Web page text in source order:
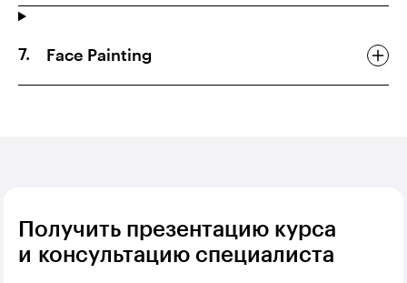
Face Painting
Получить презентацию курса
и консультацию специалиста